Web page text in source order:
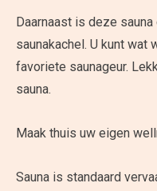
Daarnaast is deze
saunakachel. U kunt wat
favoriete saunageur.
sauna.
Maak thuis uw eigen
Sauna is standaard